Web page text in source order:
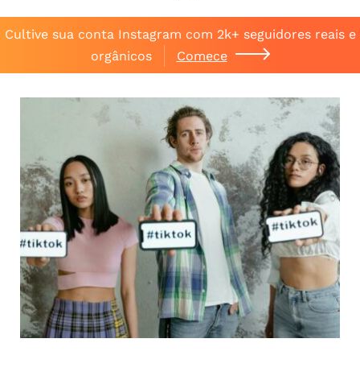
Cultive sua conta Instagram com 2k+ seguidores reais e
orgânicos
Comece